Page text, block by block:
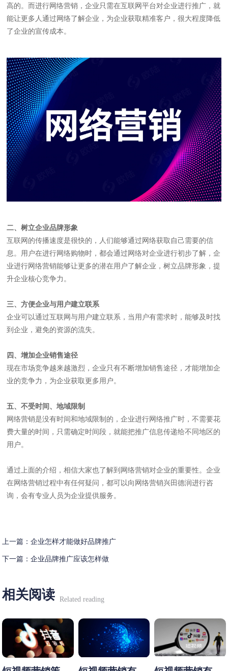
高的。而进行网络营销，企业只需在互联网平台对企业进行推广，就
能让更多人通过网络了解企业，为企业获取精准客户，很大程度降低
了企业的宣传成本。
二、树立企业品牌形象
互联网的传播速度是很快的，人们能够通过网络获取自己需要的信
息。用户在进行网络购物时，都会通过网络对企业进行初步了解，企
业进行网络营销能够让更多的潜在用户了解企业，树立品牌形象，提
升企业核心竞争力。
三、方便企业与用户建立联系
企业可以通过互联网与用户建立联系，当用户有需求时，能够及时找
到企业，避免的资源的流失。
四、增加企业销售途径
现在市场竞争越来越激烈，企业只有不断增加销售途径，才能增加企
业的竞争力，为企业获取更多用户。
五、不受时间、地域限制
网络营销是没有时间和地域限制的，企业进行网络推广时，不需要花
费大量的时间，只需确定时间段，就能把推广信息传递给不同地区的
用户。
通过上面的介绍，相信大家也了解到网络营销对企业的重要性。企业
在网络营销过程中有任何疑问，都可以向网络营销兴田德润进行咨
询，会有专业人员为企业提供服务。
上一篇：企业怎样才能做好品牌推广
下一篇：企业品牌推广应该怎样做
相关阅读 Related reading